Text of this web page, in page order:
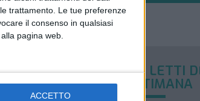
trattamento. Le tue preferenze
il consenso in qualsiasi
pagina web.
ACCETTO
I PIÙ LETTI
SETTIMANA